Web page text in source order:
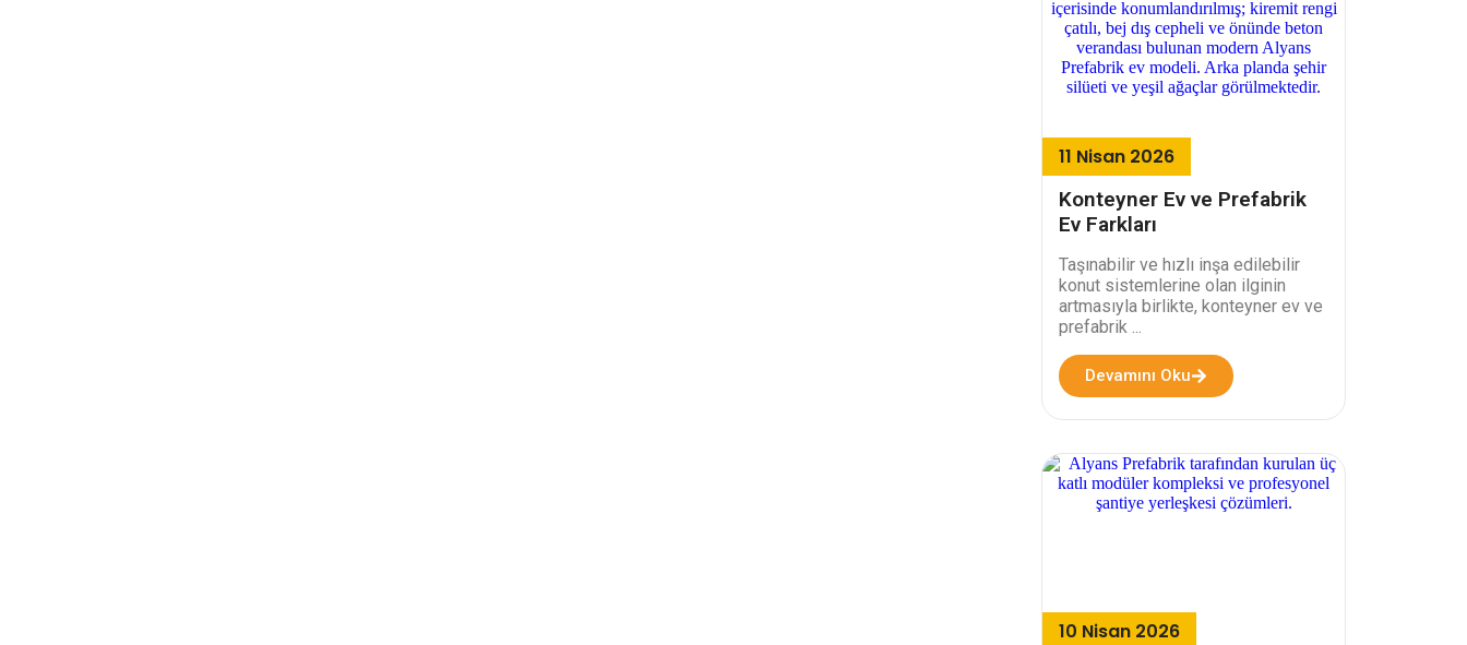
11 Nisan 2026
Konteyner Ev ve Prefabrik
Ev Farkları
Taşınabilir ve hızlı inşa edilebilir
konut sistemlerine olan ilginin
artmasıyla birlikte, konteyner ev ve
prefabrik ...
Devamını Oku
10 Nisan 2026